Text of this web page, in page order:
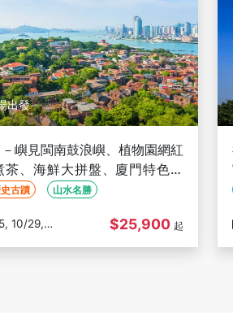
出發
嶼見閩南鼓浪嶼、植物園網紅
茶、海鮮大拼盤、廈門特色小
晚五星飯店(文化參訪)
古蹟 山水名勝
$25,900 起